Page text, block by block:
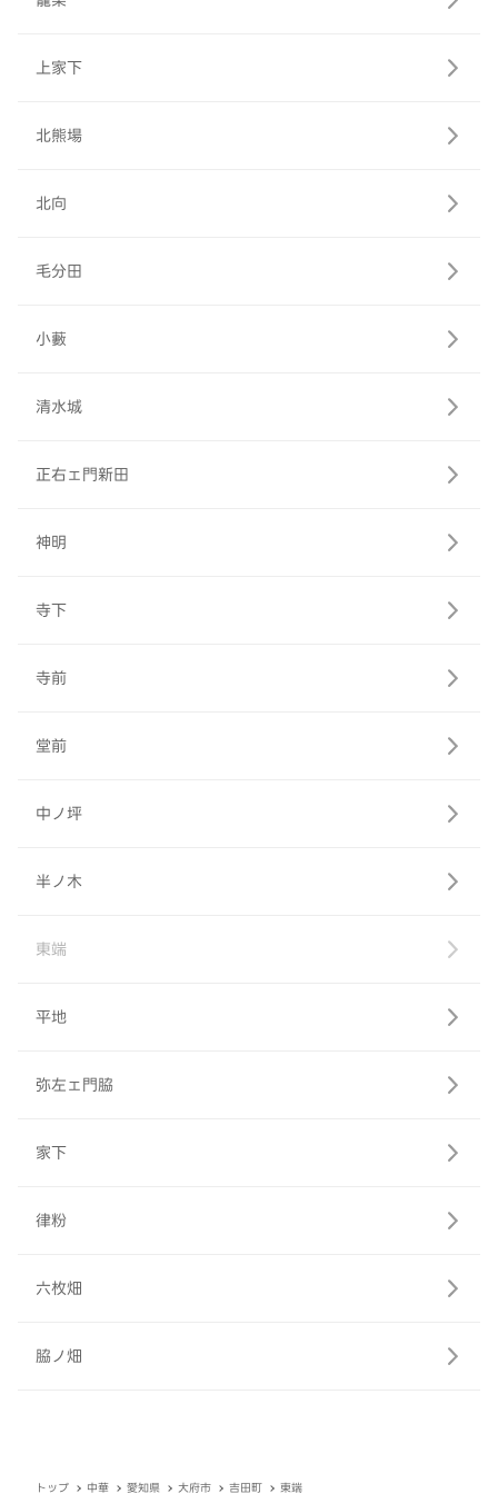
上家下
北熊場
北向
毛分田
小藪
清水城
正右ェ門新田
神明
寺下
寺前
堂前
中ノ坪
半ノ木
東端
平地
弥左ェ門脇
家下
律粉
六枚畑
脇ノ畑
トップ 中華 愛知県 大府市 吉田町 東端